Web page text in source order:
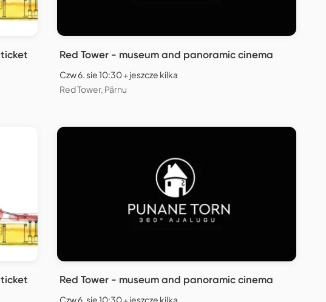
ticket Red Tower - museum and panoramic cinema
Czw 6. sie 10:30 + jeszcze kilka
Red Tower, Pärnu
ticket Red Tower - museum and panoramic cinema
Czw 6. sie 10:30 + jeszcze kilka